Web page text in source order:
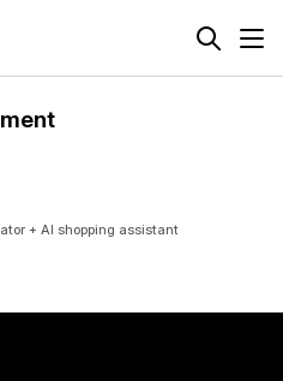
+ AI shopping assistant